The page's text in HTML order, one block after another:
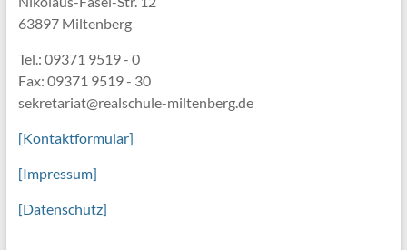
63897 Miltenberg
Tel.: 09371 9519 - 0
Fax: 09371 9519 - 30
sekretariat@realschule-miltenberg.de
[Kontaktformular]
[Impressum]
[Datenschutz]